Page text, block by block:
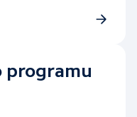
programu